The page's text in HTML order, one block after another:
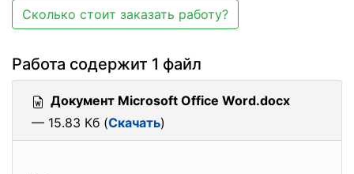
Сколько стоит заказать работу?
Работа содержит 1 файл
Документ Microsoft Office Word.docx
— 15.83 Кб (Скачать)